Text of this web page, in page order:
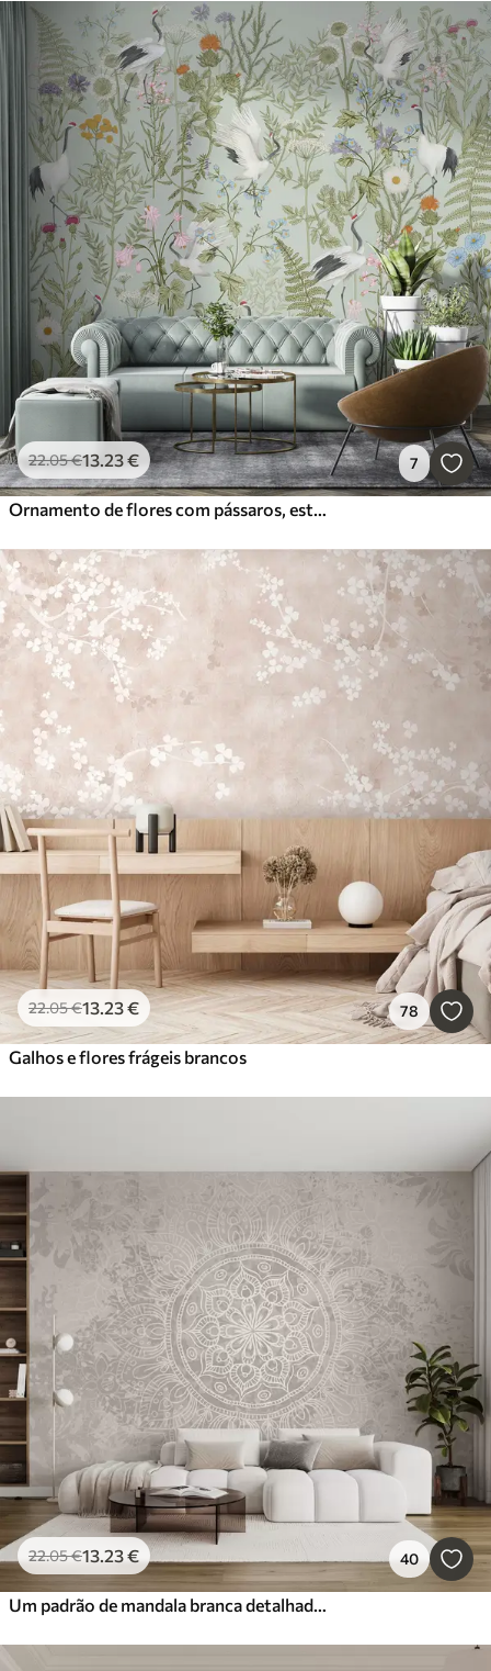
22.05€13.23€ 7
Ornamento de flores com pássaros, estilo rústico, botânico, prado, fundo azul
22.05€13.23€ 78
Galhos e flores frágeis brancos
22.05€13.23€ 40
Um padrão de mandala branca detalhado em um fundo vintage texturizado cinza claro